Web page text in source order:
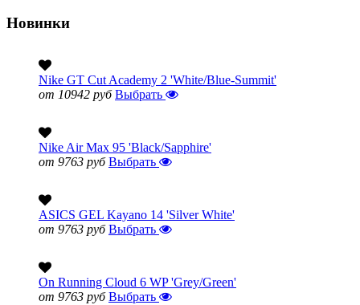
Новинки
Nike GT Cut Academy 2 'White/Blue-Summit'
от 10942 руб Выбрать
Nike Air Max 95 'Black/Sapphire'
от 9763 руб Выбрать
ASICS GEL Kayano 14 'Silver White'
от 9763 руб Выбрать
On Running Cloud 6 WP 'Grey/Green'
от 9763 руб Выбрать